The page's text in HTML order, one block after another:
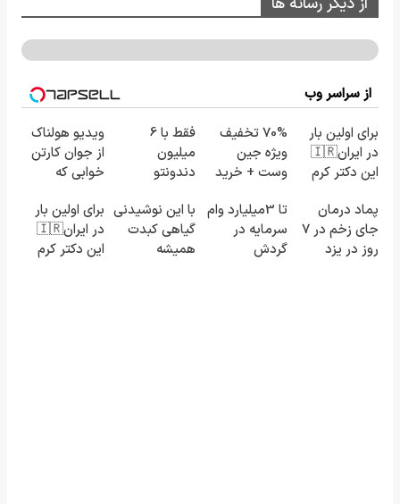
از سراسر وب
برای اولین بار
در ایران🇮🇷
این دکتر کرم
23 روزه
ساخت!
70% تخفیف
ویژه جین
وست + خرید
فقط با 6
میلیون
دندونتو
ویدیو هولناک
از جوان کارتن
خوابی که
آموزش رایگان
پماد درمان
جای زخم در ۷
روز در یزد
تا 3میلیارد وام
سرمایه در
گردش
با این نوشیدنی
گیاهی کبدت
همیشه
برای اولین بار
در ایران🇮🇷
این دکتر کرم